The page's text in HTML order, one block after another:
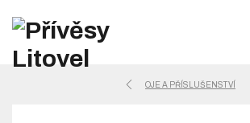
OJE A PŘÍSLUŠENSTVÍ